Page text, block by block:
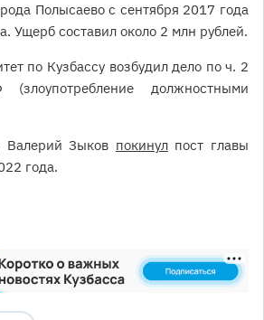
Полысаево с сентября 2017 года
Ущерб составил около 2 млн рублей.
по Кузбассу возбудил дело по ч. 2
должностными
Валерий Зыков покинулпост главы
года.